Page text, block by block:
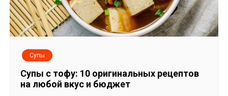
Супы
Супы с тофу: 10 оригинальных рецептов
на любой вкус и бюджет